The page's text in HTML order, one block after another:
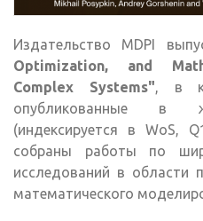
Издательство MDPI
Optimization, and
Complex Systems", в
опубликованные в
(индексируется в WoS,
собраны работы по
исследований в области
математического